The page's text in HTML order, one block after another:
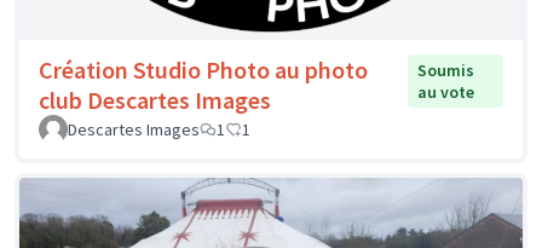
Création Studio Photo au photo
club Descartes Images
Soumis
au vote
Descartes Images
1 1